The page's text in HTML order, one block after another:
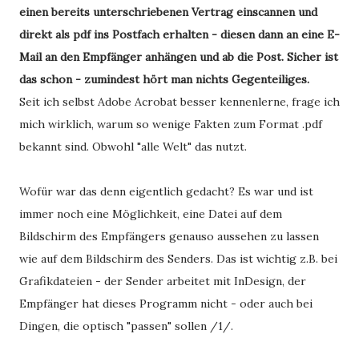
einen bereits unterschriebenen Vertrag einscannen und
direkt als pdf ins Postfach erhalten - diesen dann an eine E-
Mail an den Empfänger anhängen und ab die Post. Sicher ist
das schon - zumindest hört man nichts Gegenteiliges.
Seit ich selbst Adobe Acrobat besser kennenlerne, frage ich
mich wirklich, warum so wenige Fakten zum Format .pdf
bekannt sind. Obwohl "alle Welt" das nutzt.
Wofür war das denn eigentlich gedacht? Es war und ist
immer noch eine Möglichkeit, eine Datei auf dem
Bildschirm des Empfängers genauso aussehen zu lassen
wie auf dem Bildschirm des Senders. Das ist wichtig z.B. bei
Grafikdateien - der Sender arbeitet mit InDesign, der
Empfänger hat dieses Programm nicht - oder auch bei
Dingen, die optisch "passen" sollen /1/.